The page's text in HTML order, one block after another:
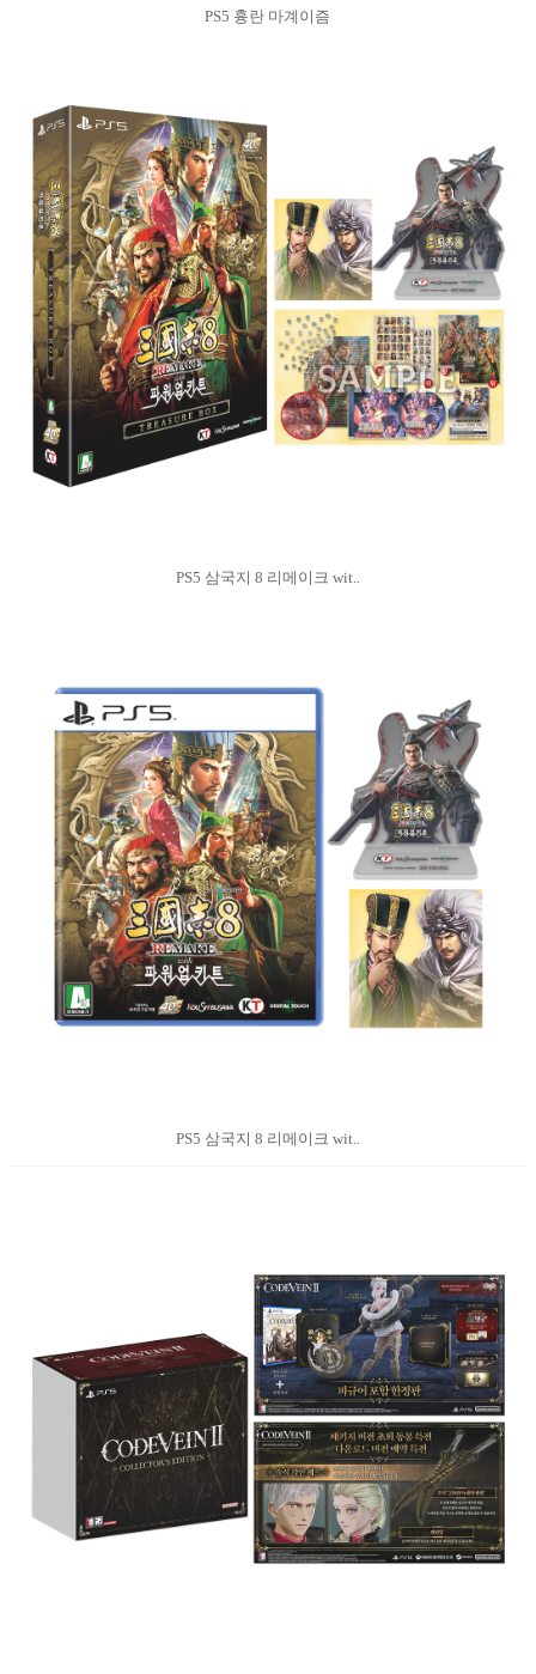
PS5 흉란 마계이즘
PS5 삼국지 8 리메이크 wit..
PS5 삼국지 8 리메이크 wit..